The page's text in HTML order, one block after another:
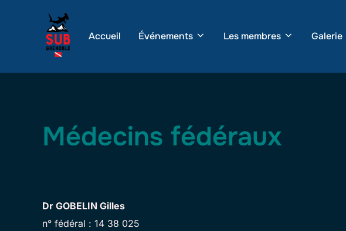
Accueil Événements Les membres Galerie
Médecins fédéraux
Dr GOBELIN Gilles
n° fédéral : 14 38 025